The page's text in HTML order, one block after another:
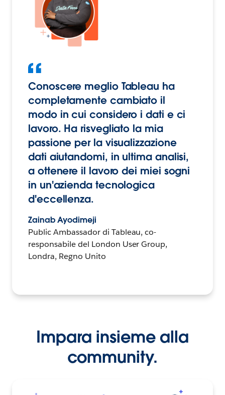
Conoscere meglio Tableau ha
completamente cambiato il
modo in cui considero i dati e ci
lavoro. Ha risvegliato la mia
passione per la visualizzazione
dati aiutandomi, in ultima analisi,
a ottenere il lavoro dei miei sogni
in un'azienda tecnologica
d'eccellenza.
Zainab Ayodimeji
Public Ambassador di Tableau, co-
responsabile del London User Group,
Londra, Regno Unito
Impara insieme alla
community.